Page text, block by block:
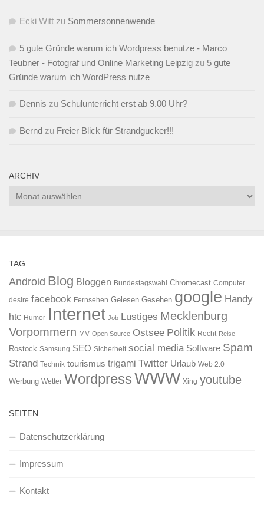
Ecki Witt zu Sommersonnenwende
5 gute Gründe warum ich Wordpress benutze - Marco
Teubner - Fotograf und Online Marketing Leipzig zu 5 gute
Gründe warum ich WordPress nutze
Dennis zu Schulunterricht erst ab 9.00 Uhr?
Bernd zu Freier Blick für Strandgucker!!!
ARCHIV
Archiv
TAG
Android Blog Bloggen Bundestagswahl Chromecast Computer
desire facebook Fernsehen Gelesen Gesehen google Handy
htc Humor Internet Job Lustiges Mecklenburg
Vorpommern MV Open Source Ostsee Politik Recht Reise
Rostock Samsung SEO Sicherheit social media Software Spam
Strand Technik tourismus trigami Twitter Urlaub Web 2.0
Werbung Wetter WordpressWWW Xing youtube
SEITEN
Datenschutzerklärung
Impressum
Kontakt